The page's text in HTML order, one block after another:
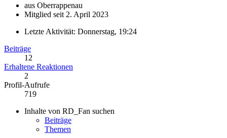
aus Oberrappenau
Mitglied seit 2. April 2023
Letzte Aktivität: Donnerstag, 19:24
Beiträge
12
Erhaltene Reaktionen
2
Profil-Aufrufe
719
Inhalte von RD_Fan suchen
Beiträge
Themen